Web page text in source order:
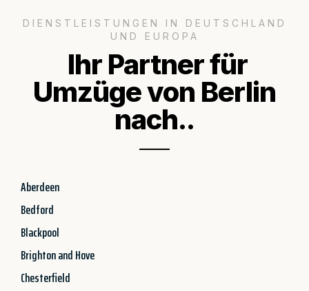
DIENSTLEISTUNGEN IN DEUTSCHLAND
UND EUROPA
Ihr Partner für
Umzüge von Berlin
nach..
Aberdeen
Bedford
Blackpool
Brighton and Hove
Chesterfield